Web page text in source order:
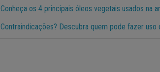
Conheça os 4 principais óleos vegetais usados na
Contraindicações? Descubra quem pode fazer uso